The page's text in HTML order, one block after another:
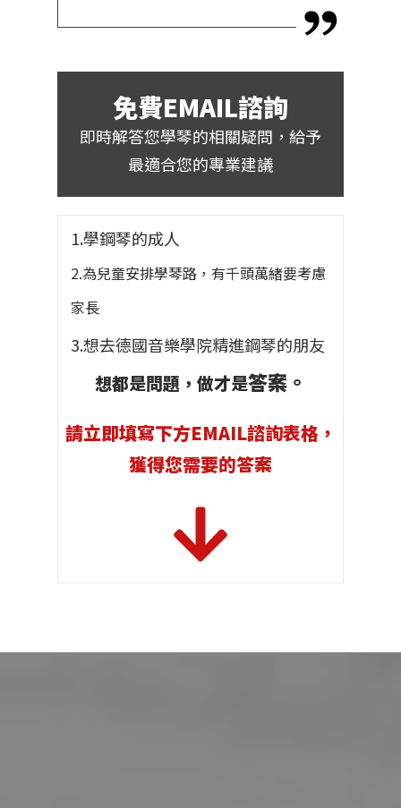
免費EMAIL諮詢
即時解答您學琴的相關疑問，給予
最適合您的專業建議
1.學鋼琴的成人
2.為兒童安排學琴路，有千頭萬緒要考慮
家長
3.想去德國音樂學院精進鋼琴的朋友
想都是問題，做才是答案。
請立即填寫下方EMAIL諮詢表格，
獲得您需要的答案